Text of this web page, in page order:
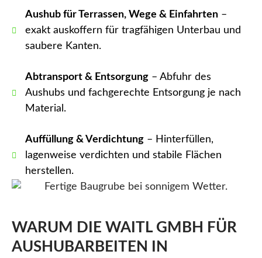
Aushub für Terrassen, Wege & Einfahrten–
exakt auskoffern für tragfähigen Unterbau und
saubere Kanten.
Abtransport & Entsorgung– Abfuhr des
Aushubs und fachgerechte Entsorgung je nach
Material.
Auffüllung & Verdichtung– Hinterfüllen,
lagenweise verdichten und stabile Flächen
herstellen.
WARUM DIE WAITL GMBH FÜR
AUSHUBARBEITEN IN